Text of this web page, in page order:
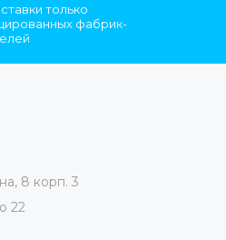
только
фабрик-
8 корп. 3
22